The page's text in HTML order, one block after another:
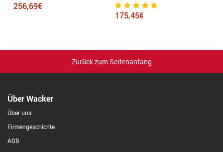
256,69€
175,45€
Zurück zum Seitenanfang
Über Wacker
Über uns
Firmengeschichte
AGB